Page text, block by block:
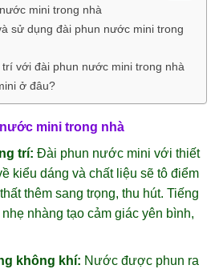
mini trong nhà
sử dụng đài phun nước mini trong
với đài phun nước mini trong nhà
ở đâu?
mini trong nhà
trí: Đài phun nước mini với thiết
kiểu dáng và chất liệu sẽ tô điểm
thêm sang trọng, thu hút. Tiếng
nhàng tạo cảm giác yên bình,
không khí: Nước được phun ra